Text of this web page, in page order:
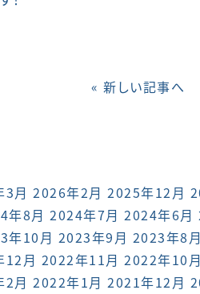
« 新しい記事へ
月 2026年2月 2025年12月
年8月 2024年7月 2024年6月
年10月 2023年9月 2023年8月
12月 2022年11月 2022年10月
月 2022年1月 2021年12月